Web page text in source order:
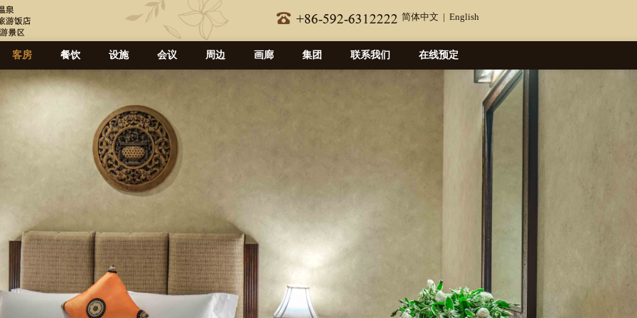
简体中文 | English
客房 餐饮 设施 会议 周边 画廊 集团 联系我们 在线预定